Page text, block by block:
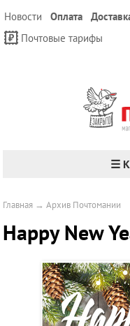
Новости Оплата
Почтовые тарифы
☰
Главная →Архив Почтомании
Happy New